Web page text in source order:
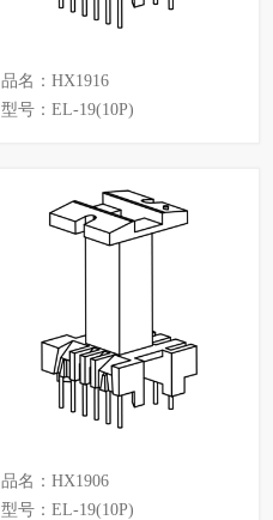
品名：HX1916
型号：EL-19(10P)
品名：HX1906
型号：EL-19(10P)